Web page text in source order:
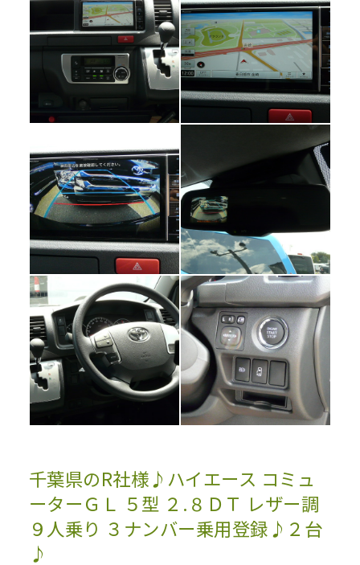
千葉県のR社様♪ハイエース コミュ
ーターＧＬ ５型 ２.８ＤＴ レザー調
９人乗り ３ナンバー乗用登録♪２台
♪